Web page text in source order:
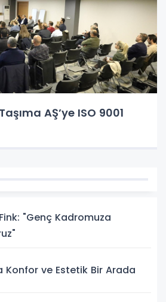
AŞ’ye ISO 9001
"Genç Kadromuza
Konfor ve Estetik Bir Arada